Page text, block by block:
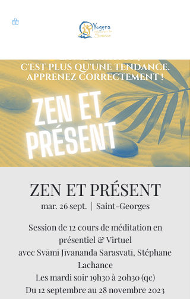
ZEN ET PRÉSENT
mar. 26 sept.
  |
Saint-Georges
Session de 12 cours de méditation en
présentiel & Virtuel
avec Svāmī Jīvananda Sarasvatī, Stéphane
Lachance
Les mardi soir 19h30 à 20h30 (qc)
Du 12 septembre au 28 novembre 2023